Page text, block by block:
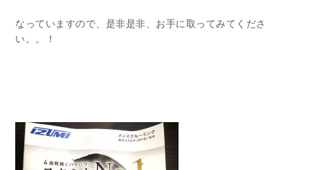
なっていますので、是非是非、お手に取ってみてくださ
い。。！